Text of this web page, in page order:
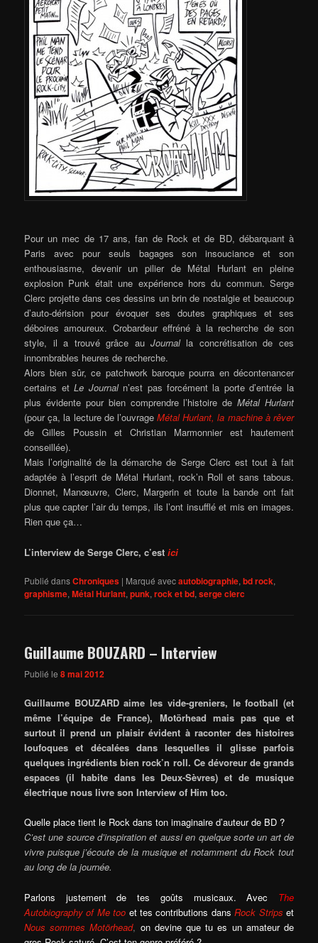
Pour un mec de 17 ans, fan de Rock et de BD, débarquant à
Paris avec pour seuls bagages son insouciance et son
enthousiasme, devenir un pilier de Métal Hurlant en pleine
explosion Punk était une expérience hors du commun. Serge
Clerc projette dans ces dessins un brin de nostalgie et beaucoup
d’auto-dérision pour évoquer ses doutes graphiques et ses
déboires amoureux. Crobardeur effréné à la recherche de son
style, il a trouvé grâce au Journalla concrétisation de ces
innombrables heures de recherche.
Alors bien sûr, ce patchwork baroque pourra en décontenancer
certains etLe Journaln’est pas forcément la porte d’entrée la
plus évidente pour bien comprendre l’histoire deMétal Hurlant
(pour ça, la lecture de l’ouvrageMétal Hurlant, la machine à rêver
de Gilles Poussin et Christian Marmonnier est hautement
conseillée).
Mais l’originalité de la démarche de Serge Clerc est tout à fait
adaptée à l’esprit de Métal Hurlant, rock’n Roll et sans tabous.
Dionnet, Manœuvre, Clerc, Margerin et toute la bande ont fait
plus que capter l’air du temps, ils l’ont insufflé et mis en images.
Rien que ça…
L’interview de Serge Clerc, c’est ici
Publié dansChroniques | Marqué avecautobiographie,bd rock,
graphisme,Métal Hurlant,punk,rock et bd,serge clerc
Guillaume BOUZARD – Interview
Publié le8 mai 2012
Guillaume BOUZARD aime les vide-greniers, le football (et
même l’équipe de France), Motörhead mais pas que et
surtout il prend un plaisir évident à raconter des histoires
loufoques et décalées dans lesquelles il glisse parfois
quelques ingrédients bien rock’n roll. Ce dévoreur de grands
espaces (il habite dans les Deux-Sèvres) et de musique
électrique nous livre son Interview of Him too.
Quelle place tient le Rock dans ton imaginaire d’auteur de BD ?
C’est une source d’inspiration et aussi en quelque sorte un art de
vivre puisque j’écoute de la musique et notamment du Rock tout
au long de la journée.
Parlons justement de tes goûts musicaux. Avec
The
Autobiography of Me too et tes contributions dans Rock Strips et
Nous sommes Motörhead, on devine que tu es un amateur de